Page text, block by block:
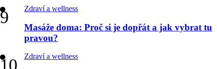
Zdraví a wellness
Masáže doma: Proč si je dopřát a jak vybrat tu
pravou?
Zdraví a wellness